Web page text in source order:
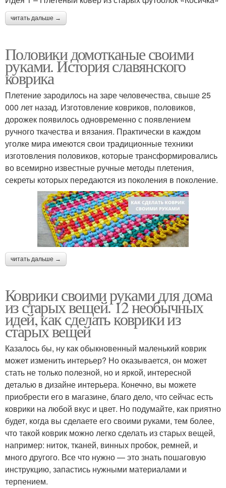
читать дальше →
Половики домотканые своими
руками. История славянского
коврика
Плетение зародилось на заре человечества, свыше 25
000 лет назад. Изготовление ковриков, половиков,
дорожек появилось одновременно с появлением
ручного ткачества и вязания. Практически в каждом
уголке мира имеются свои традиционные техники
изготовления половиков, которые трансформировались
во всемирно известные ручные методы плетения,
секреты которых передаются из поколения в поколение.
читать дальше →
Коврики своими руками для дома
из старых вещей. 12 необычных
идей, как сделать коврики из
старых вещей
Казалось бы, ну как обыкновенный маленький коврик
может изменить интерьер? Но оказывается, он может
стать не только полезной, но и яркой, интересной
деталью в дизайне интерьера. Конечно, вы можете
приобрести его в магазине, благо дело, что сейчас есть
коврики на любой вкус и цвет. Но подумайте, как приятно
будет, когда вы сделаете его своими руками, тем более,
что такой коврик можно легко сделать из старых вещей,
например: ниток, тканей, винных пробок, ремней, и
много другого. Все что нужно — это знать пошаговую
инструкцию, запастись нужными материалами и
терпением.